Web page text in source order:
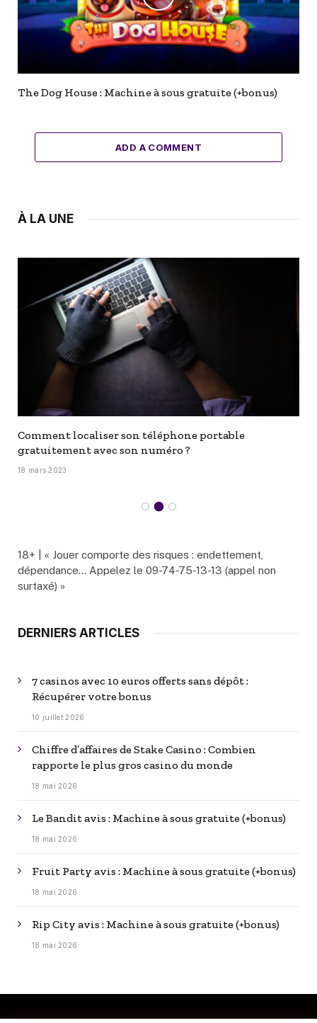
The Dog House : Machine à sous gratuite (+bonus)
ADD A COMMENT
À LA UNE
Comment localiser son téléphone portable
gratuitement avec son numéro ?
18 mars 2023
18+ | « Jouer comporte des risques : endettement,
dépendance… Appelez le 09-74-75-13-13 (appel non
surtaxé) »
DERNIERS ARTICLES
7 casinos avec 10 euros offerts sans dépôt :
Récupérer votre bonus
10 juillet 2026
Chiffre d’affaires de Stake Casino : Combien
rapporte le plus gros casino du monde
18 mai 2026
Le Bandit avis : Machine à sous gratuite (+bonus)
18 mai 2026
Fruit Party avis : Machine à sous gratuite (+bonus)
18 mai 2026
Rip City avis : Machine à sous gratuite (+bonus)
18 mai 2026